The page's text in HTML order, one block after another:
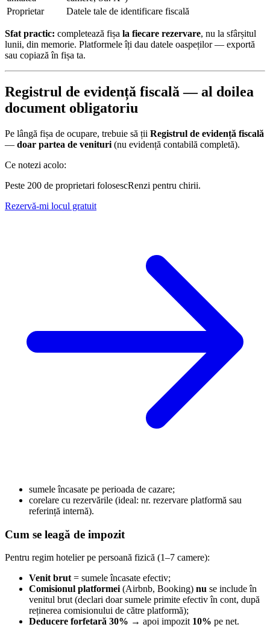
Proprietar
Datele tale de identificare fiscală
Sfat practic: completează fișa la fiecare rezervare, nu la sfârșitul
lunii, din memorie. Platformele îți dau datele oaspeților — exportă
sau copiază în fișa ta.
Registrul de evidență fiscală — al doilea
document obligatoriu
Pe lângă fișa de ocupare, trebuie să ții Registrul de evidență fiscală
— doar partea de venituri (nu evidență contabilă completă).
Ce notezi acolo:
Peste 200 de proprietari folosescRenzi pentru chirii.
Rezervă-mi locul gratuit
sumele încasate pe perioada de cazare;
corelare cu rezervările (ideal: nr. rezervare platformă sau
referință internă).
Cum se leagă de impozit
Pentru regim hotelier pe persoană fizică (1–7 camere):
Venit brut= sumele încasate efectiv;
Comisionul platformei(Airbnb, Booking) nu se include în
venitul brut (declari doar sumele primite efectiv în cont, după
reținerea comisionului de către platformă);
Deducere forfetară 30% → apoi impozit 10% pe net.